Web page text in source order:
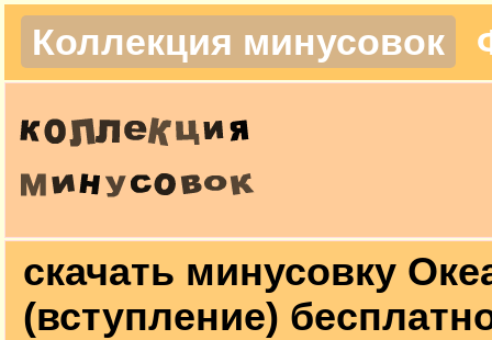
Коллекция минусовок
скачать минусовку
(вступление)